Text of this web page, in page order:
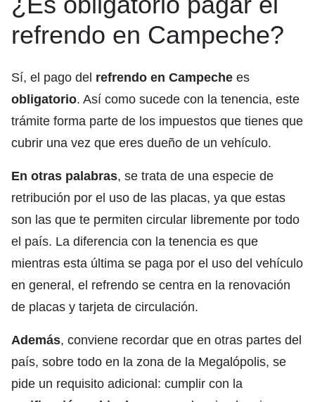
refrendo en Campeche?
Sí, el pago del refrendo en Campeche es
obligatorio. Así como sucede con la tenencia, este
trámite forma parte de los impuestos que tienes que
cubrir una vez que eres dueño de un vehículo.
En otras palabras, se trata de una especie de
retribución por el uso de las placas, ya que estas
son las que te permiten circular libremente por todo
el país. La diferencia con la tenencia es que
mientras esta última se paga por el uso del vehículo
en general, el refrendo se centra en la renovación
de placas y tarjeta de circulación.
Además, conviene recordar que en otras partes del
país, sobre todo en la zona de la Megalópolis, se
pide un requisito adicional: cumplir con la